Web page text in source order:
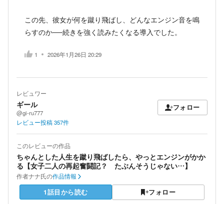
この先、彼女が何を蹴り飛ばし、どんなエンジン音を鳴
らすのか──続きを強く読みたくなる導入でした。
1 2026年1月26日 20:29
レビュワー
ギール
@gi-ru777
フォロー
レビュー投稿357件
このレビューの作品
ちゃんとした人生を蹴り飛ばしたら、やっとエンジンがかか
る【女子二人の再起奮闘記？ たぶんそうじゃない…】
作者ナナ氏の作品情報
1話目から読む フォロー